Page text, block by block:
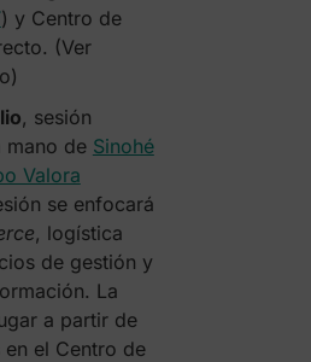
) y Centro de
(Ver
, sesión
mano de Sinohé
Valora
se enfocará
, logística
de gestión y
La
a partir de
en el Centro de